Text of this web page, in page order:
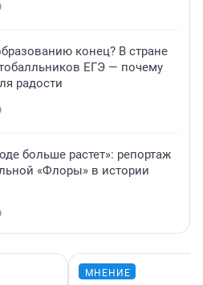
конец? В стране
ЕГЭ — почему
радости
больше растет»: репортаж
«Флоры» в истории
МНЕНИЕ